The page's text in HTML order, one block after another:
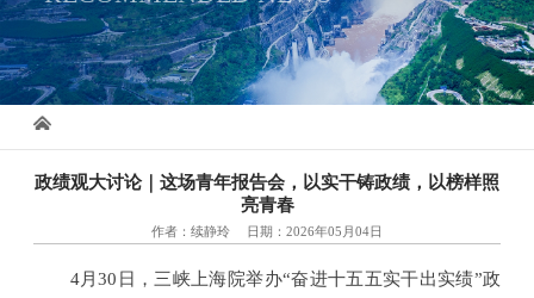
市场与业务
人才培养
科技创新
党建与文化
政绩观大讨论｜这场青年报告会，以实干铸政绩，以榜样照
亮青春
作者：续静玲 日期：2026年05月04日
4月30日，三峡上海院举办“奋进十五五实干出实绩”政